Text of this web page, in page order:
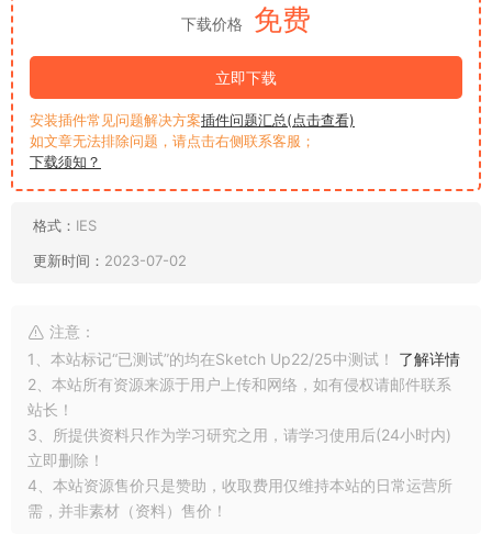
下载价格 免费
立即下载
安装插件常见问题解决方案插件问题汇总(点击查看)
如文章无法排除问题，请点击右侧联系客服；
下载须知？
格式： IES
更新时间： 2023-07-02
注意：
1、本站标记“已测试”的均在Sketch Up22/25中测试！ 了解详情
2、本站所有资源来源于用户上传和网络，如有侵权请邮件联系
站长！
3、所提供资料只作为学习研究之用，请学习使用后(24小时内)
立即删除！
4、本站资源售价只是赞助，收取费用仅维持本站的日常运营所
需，并非素材（资料）售价！